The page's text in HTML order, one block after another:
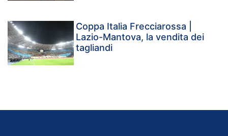
Coppa Italia Frecciarossa |
Lazio-Mantova, la vendita dei
tagliandi